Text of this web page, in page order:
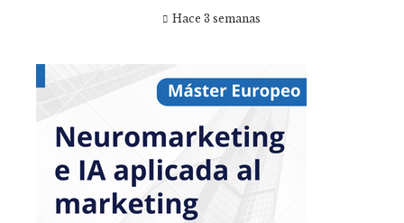
Hace 3 semanas